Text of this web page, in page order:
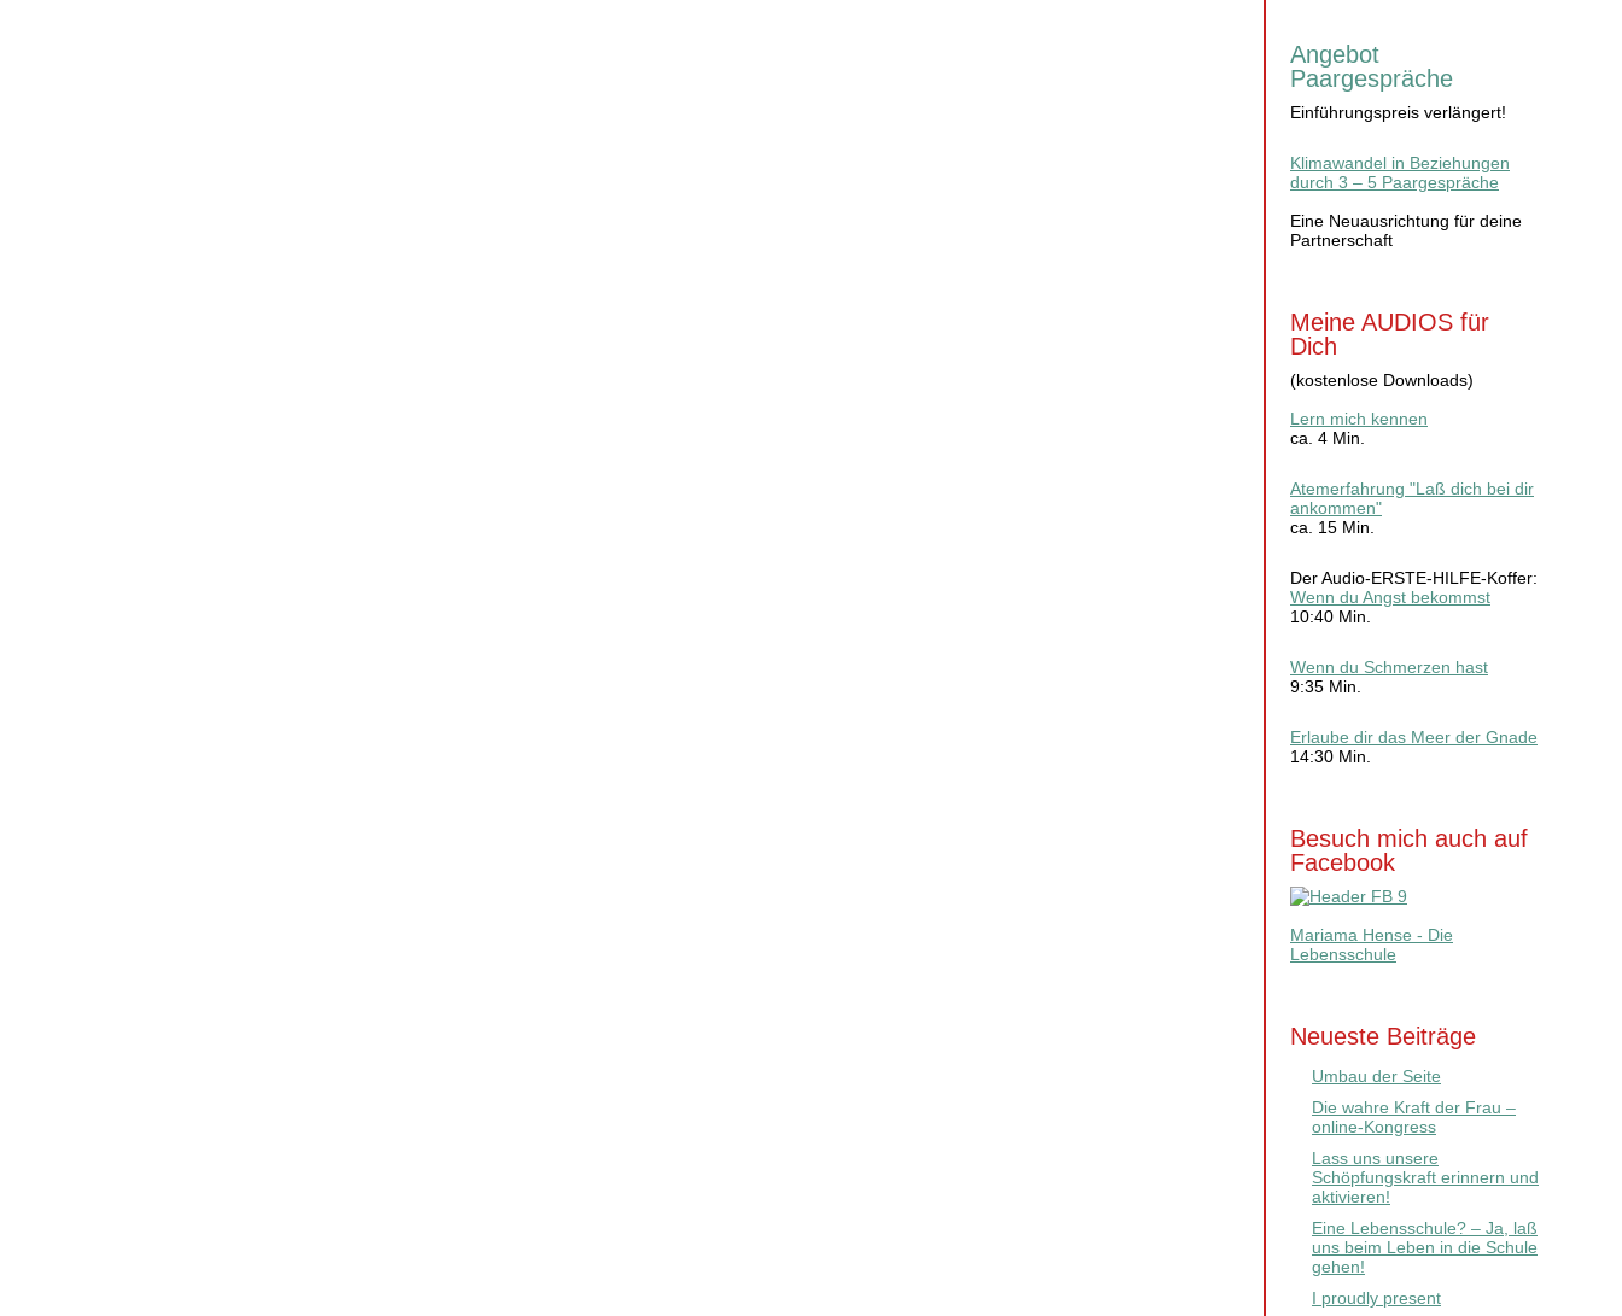
Angebot
Paargespräche
Einführungspreis verlängert!
Klimawandel in Beziehungen
durch 3 – 5 Paargespräche
Eine Neuausrichtung für deine
Partnerschaft
Meine AUDIOS für
Dich
(kostenlose Downloads)
Lern mich kennen
ca. 4 Min.
Atemerfahrung "Laß dich bei dir
ankommen"
ca. 15 Min.
Der Audio-ERSTE-HILFE-Koffer:
Wenn du Angst bekommst
10:40 Min.
Wenn du Schmerzen hast
9:35 Min.
Erlaube dir das Meer der Gnade
14:30 Min.
Besuch mich auch auf
Facebook
Mariama Hense - Die
Lebensschule
Neueste Beiträge
Umbau der Seite
Die wahre Kraft der Frau –
online-Kongress
Lass uns unsere
Schöpfungskraft erinnern und
aktivieren!
Eine Lebensschule? – Ja, laß
uns beim Leben in die Schule
gehen!
I proudly present